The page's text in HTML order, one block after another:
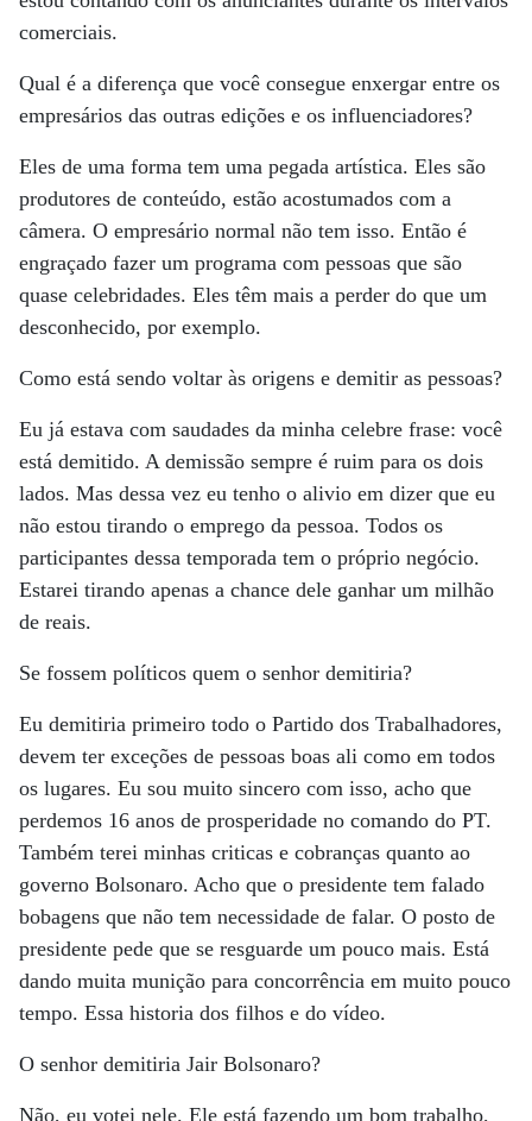
comerciais.
Qual é a diferença que você consegue enxergar entre os
empresários das outras edições e os influenciadores?
Eles de uma forma tem uma pegada artística. Eles são
produtores de conteúdo, estão acostumados com a
câmera. O empresário normal não tem isso. Então é
engraçado fazer um programa com pessoas que são
quase celebridades. Eles têm mais a perder do que um
desconhecido, por exemplo.
Como está sendo voltar às origens e demitir as pessoas?
Eu já estava com saudades da minha celebre frase: você
está demitido. A demissão sempre é ruim para os dois
lados. Mas dessa vez eu tenho o alivio em dizer que eu
não estou tirando o emprego da pessoa. Todos os
participantes dessa temporada tem o próprio negócio.
Estarei tirando apenas a chance dele ganhar um milhão
de reais.
Se fossem políticos quem o senhor demitiria?
Eu demitiria primeiro todo o Partido dos Trabalhadores,
devem ter exceções de pessoas boas ali como em todos
os lugares. Eu sou muito sincero com isso, acho que
perdemos 16 anos de prosperidade no comando do PT.
Também terei minhas criticas e cobranças quanto ao
governo Bolsonaro. Acho que o presidente tem falado
bobagens que não tem necessidade de falar. O posto de
presidente pede que se resguarde um pouco mais. Está
dando muita munição para concorrência em muito pouco
tempo. Essa historia dos filhos e do vídeo.
O senhor demitiria Jair Bolsonaro?
Não, eu votei nele. Ele está fazendo um bom trabalho,